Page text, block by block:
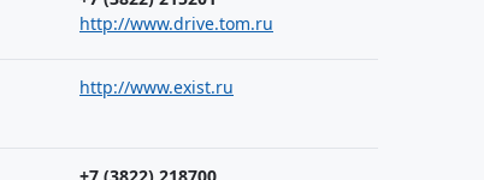
http://www.drive.tom.ru
http://www.exist.ru